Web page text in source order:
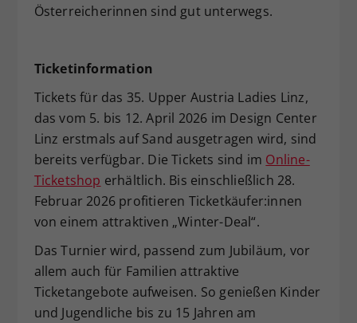
Österreicherinnen sind gut unterwegs.
Ticketinformation
Tickets für das 35. Upper Austria Ladies Linz,
das vom 5. bis 12. April 2026 im Design Center
Linz erstmals auf Sand ausgetragen wird, sind
bereits verfügbar. Die Tickets sind im Online-
Ticketshop erhältlich. Bis einschließlich 28.
Februar 2026 profitieren Ticketkäufer:innen
von einem attraktiven „Winter-Deal“.
Das Turnier wird, passend zum Jubiläum, vor
allem auch für Familien attraktive
Ticketangebote aufweisen. So genießen Kinder
und Jugendliche bis zu 15 Jahren am